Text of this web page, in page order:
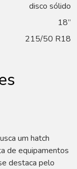
disco sólido
18”
215/50 R18
um hatch
de equipamentos
destaca pelo